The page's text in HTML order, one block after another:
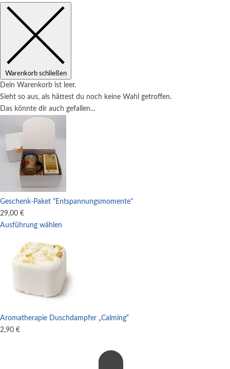
Warenkorb schließen
Dein Warenkorb ist leer.
Sieht so aus, als hättest du noch keine Wahl getroffen.
Das könnte dir auch gefallen...
Geschenk-Paket "Entspannungsmomente"
29,00 €
Ausführung wählen
Aromatherapie Duschdampfer „Calming“
2,90 €